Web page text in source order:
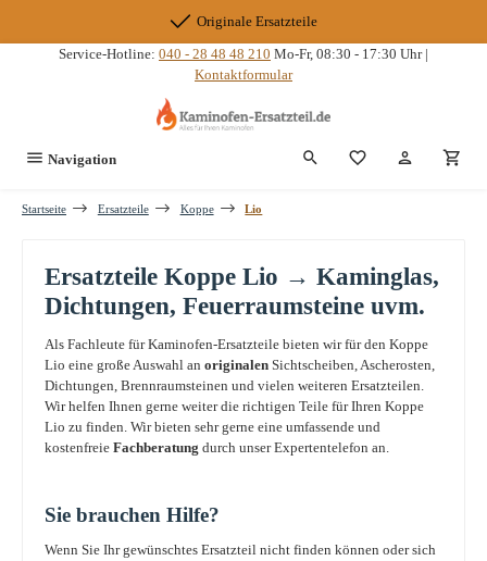
Originale Ersatzteile
Service-Hotline: 040 - 28 48 48 210 Mo-Fr, 08:30 - 17:30 Uhr |
Kontaktformular
Navigation Du hast 0
Startseite Ersatzteile Koppe Lio
Ersatzteile Koppe Lio → Kaminglas,
Dichtungen, Feuerraumsteine uvm.
Als Fachleute für Kaminofen-Ersatzteile bieten wir für den Koppe
Lio eine große Auswahl an originalen Sichtscheiben, Ascherosten,
Dichtungen, Brennraumsteinen und vielen weiteren Ersatzteilen.
Wir helfen Ihnen gerne weiter die richtigen Teile für Ihren Koppe
Lio zu finden. Wir bieten sehr gerne eine umfassende und
kostenfreie Fachberatung durch unser Expertentelefon an.
Sie brauchen Hilfe?
Wenn Sie Ihr gewünschtes Ersatzteil nicht finden können oder sich